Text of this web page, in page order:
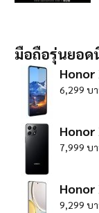
มือถือรุ่นยอด
Honor
6,299 บ
Honor
7,999 บ
Honor
9,299 บ